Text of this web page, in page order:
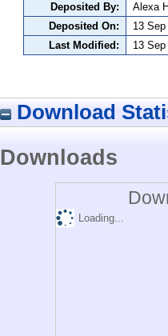
Deposited By:
Alexa
Deposited On:
13
Last Modified:
13
Download
Downloads
Loading...